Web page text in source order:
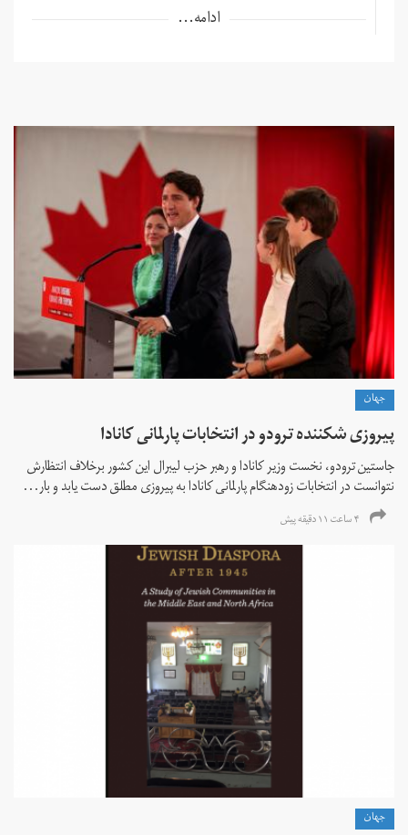
ادامه...
جهان
پیروزی شکننده ترودو در انتخابات پارلمانی کانادا
جاستین ترودو، نخست وزیر کانادا و رهبر حزب لیبرال این کشور برخلاف انتظارش
نتوانست در انتخابات زود‌هنگام پارلمانی کانادا به پیروزی مطلق دست یابد و بار...
۴ ساعت ۱۱ دقیقه پیش
جهان